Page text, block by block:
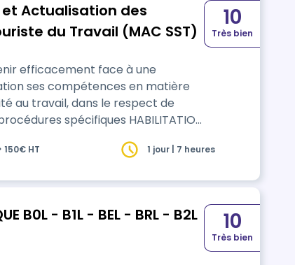
Actualisation des
du Travail (MAC SST)
efficacement face à une
ses compétences en matière
au travail, dans le respect de
spécifiques HABILITATION
/CSS et la Commission Nationale
10
Très bien
150€ HT 1 jour | 7 heures
B0L - B1L - BEL - BRL - B2L
10
Très bien